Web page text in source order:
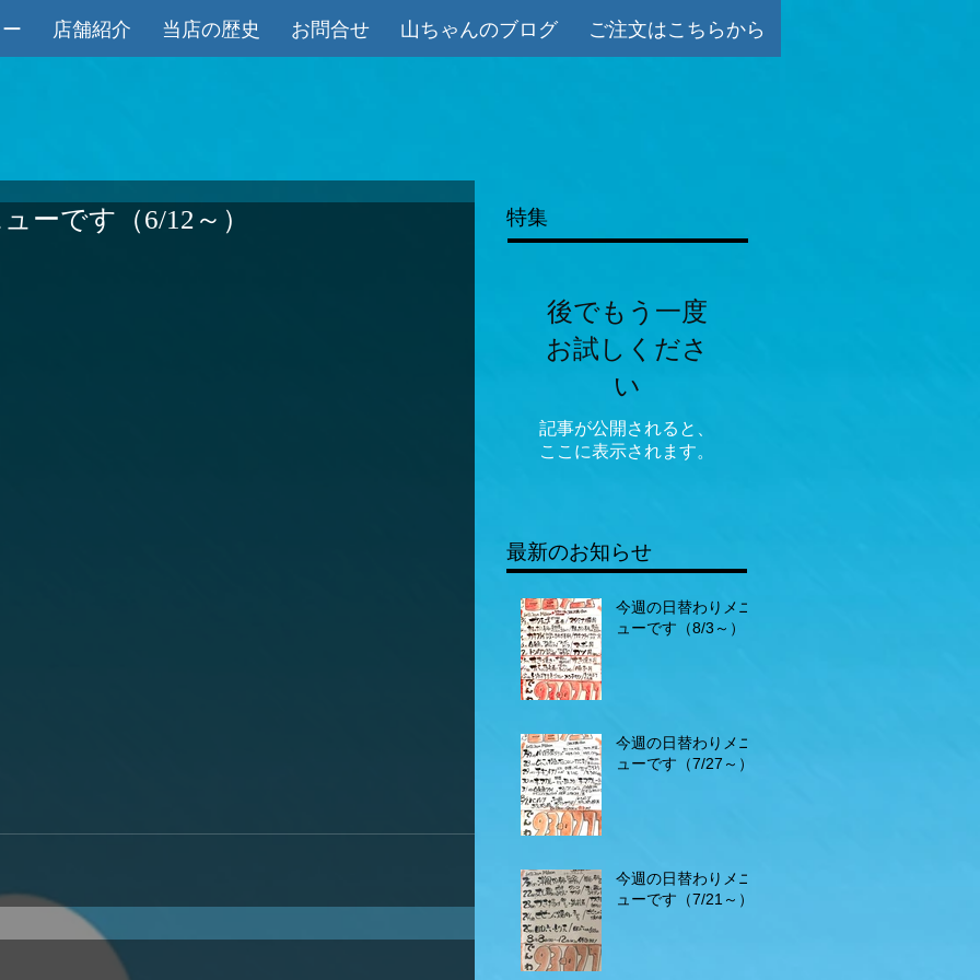
店舗紹介 当店の歴史 お問合せ 山ちゃんのブログ ご注文はこちらから
ーです（6/12～） 特集
後でもう一度
お試しくださ
い
記事が公開されると、
ここに表示されます。
最新のお知らせ
今週の日替わりメニ
ューです（8/3～）
今週の日替わりメニ
ューです（7/27～）
今週の日替わりメニ
ューです（7/21～）